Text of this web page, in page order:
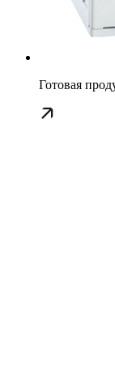
Готовая